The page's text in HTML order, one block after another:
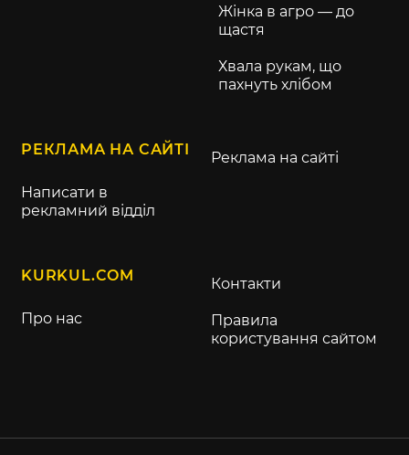
Жінка в агро — до
щастя
Хвала рукам, що
пахнуть хлібом
РЕКЛАМА НА САЙТІ
Написати в
рекламний відділ
Реклама на сайті
KURKUL.COM
Про нас
Контакти
Правила
користування сайтом